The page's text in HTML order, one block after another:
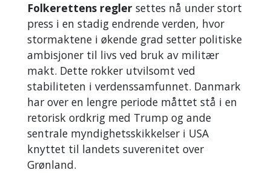
Folkerettens regler settes nå under stort
press i en stadig endrende verden, hvor
stormaktene i økende grad setter politiske
ambisjoner til livs ved bruk av militær
makt. Dette rokker utvilsomt ved
stabiliteten i verdenssamfunnet. Danmark
har over en lengre periode måttet stå i en
retorisk ordkrig med Trump og ande
sentrale myndighetsskikkelser i USA
knyttet til landets suverenitet over
Grønland.